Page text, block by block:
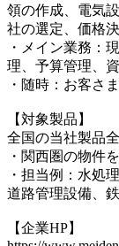
領の作成、電気
社の選定、価格
・メイン業務：
理、予算管理、
・随時：お客さ
【対象製品】
全国の当社製品
・関西圏の物件
・担当例：水処
道路管理設備、
【企業HP】